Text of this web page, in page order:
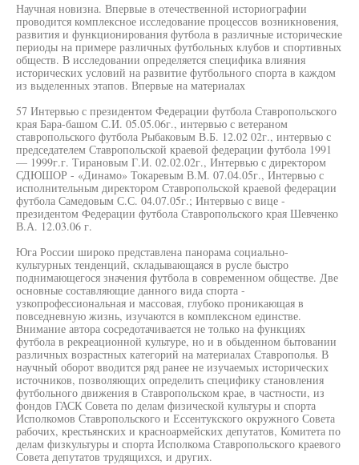
Научная новизна. Впервые в отечественной историографии
проводится комплексное исследование процессов возникновения,
развития и функционирования футбола в различные исторические
периоды на примере различных футбольных клубов и спортивных
обществ. В исследовании определяется специфика влияния
исторических условий на развитие футбольного спорта в каждом
из выделенных этапов. Впервые на материалах
57 Интервью с президентом Федерации футбола Ставропольского
края Бара-башом С.И. 05.05.06г., интервью с ветераном
ставропольского футбола Рыбаковым В.Б. 12.02 02г., интервью с
председателем Ставропольской краевой федерации футбола 1991
— 1999г.г. Тирановым Г.И. 02.02.02г., Интервью с директором
СДЮШОР - «Динамо» Токаревым В.М. 07.04.05г., Интервью с
исполнительным директором Ставропольской краевой федерации
футбола Самедовым С.С. 04.07.05г.; Интервью с вице -
президентом Федерации футбола Ставропольского края Шевченко
В.А. 12.03.06 г.
Юга России широко представлена панорама социально-
культурных тенденций, складывающаяся в русле быстро
поднимающегося значения футбола в современном обществе. Две
основные составляющие данного вида спорта -
узкопрофессиональная и массовая, глубоко проникающая в
повседневную жизнь, изучаются в комплексном единстве.
Внимание автора сосредотачивается не только на функциях
футбола в рекреационной культуре, но и в обыденном бытовании
различных возрастных категорий на материалах Ставрополья. В
научный оборот вводится ряд ранее не изучаемых исторических
источников, позволяющих определить специфику становления
футбольного движения в Ставропольском крае, в частности, из
фондов ГАСК Совета по делам физической культуры и спорта
Исполкомов Ставропольского и Ессентукского окружного Совета
рабочих, крестьянских и красноармейских депутатов, Комитета по
делам физкультуры и спорта Исполкома Ставропольского краевого
Совета депутатов трудящихся, и других.